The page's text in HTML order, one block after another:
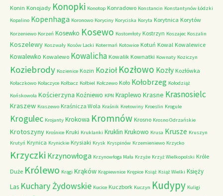
Konin Konojady Konopki Konotop Konradowo Konstancin Konstantynów Łódzki
Kopalino Kopenhaga Koronowo Koryciny Koryciska Koryta Korytnica Korytów
Korzeniewo Korzeń Kosewko Kosewo Kostomłoty Kostrzyn Koszajec Koszalin
Koszelewy Koszwały Kosów Lacki Kotermań Kotowice Kotuń Kowal Kowalewice
Kowalewko Kowalewo Kowalicha Kowalik Kownatki Kownaty Koziczyn
Koziebrody Kozienice Kozin Kozioł Kozłowo Kozły Kozłówka
Kołaczkowo Kołaczyce Kołbacz Kołbiel Kołczewo Koło Kołobrzeg Kołodziąż
Końskowola Kościerzyna Koźniewo KPN Kraplewo Krasne Krasnosielc
Kraszew Kraszewo Kraśnicza Wola Kraśnik Kretowiny Kroeslin Krogule
Krogulec Krojanty Krokowa Kromnów Krosno Krosno Odrzańskie
Krotoszyny Krośnice Kruki Kruklanki Kruklin Krukowo Krusa Krusze Kruszyn
Krutyń Krynica Krynickie Krysiaki Krysk Kryspinów Krzemieniewo Krzycko
Krzyczki Krzynowłoga Krzynowłoga Mała Krzyże Krzyż Wielkopolski Króle
Duże Królewo Krągi Krąków Krąpiewnice Krępice Książ Książ Wielki Księży
Las Kuchary Żydowskie Kucice Kuczbork Kuczyn Kudypy Kuligi